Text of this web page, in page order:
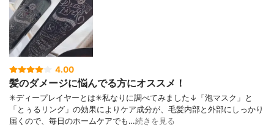
4.00
髪のダメージに悩んでる方にオススメ！
✳︎ディープレイヤーとは✳︎私なりに調べてみました↓「泡マスク」と
「とぅるリング」の効果によりケア成分が、毛髪内部と外部にしっかり
届くので、毎日のホームケアでも…続きを見る